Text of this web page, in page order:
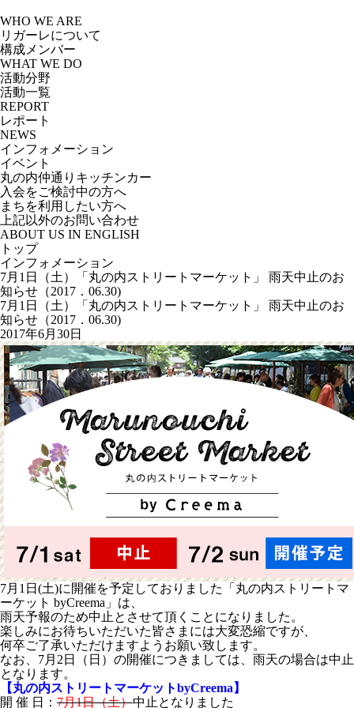
to
the
content
WHO WE ARE
リガーレについて
構成メンバー
WHAT WE DO
活動分野
活動一覧
REPORT
レポート
NEWS
インフォメーション
イベント
丸の内仲通りキッチンカー
入会をご検討中の方へ
まちを利用したい方へ
上記以外のお問い合わせ
ABOUT US IN ENGLISH
トップ
インフォメーション
7月1日（土）「丸の内ストリートマーケット」 雨天中止のお
知らせ（2017．06.30)
7月1日（土）「丸の内ストリートマーケット」 雨天中止のお
知らせ（2017．06.30)
2017年6月30日
7月1日(土)に開催を予定しておりました「丸の内ストリートマ
ーケット byCreema」は、
雨天予報のため中止とさせて頂くことになりました。
楽しみにお待ちいただいた皆さまには大変恐縮ですが、
何卒ご了承いただけますようお願い致します。
なお、7月2日（日）の開催につきましては、雨天の場合は中止
となります。
【丸の内ストリートマーケットbyCreema】
開 催 日： 7月1日（土）中止となりました